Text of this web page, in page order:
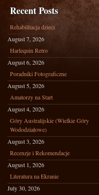
Recent Posts
Rehabilitacja dzieci
August 7, 2026
Harlequin Retro
August 6, 2026
Poradniki Fotograficzne
August 5, 2026
Amatorzy na Start
August 4, 2026
Góry Australijskie (Wielkie Góry
Wododziałowe)
August 3, 2026
Recenzje i Rekomendacje
August 1, 2026
Literatura na Ekranie
July 30, 2026